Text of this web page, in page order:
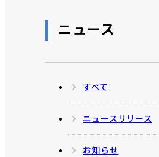
ニュース
すべて
ニュースリリース
お知らせ